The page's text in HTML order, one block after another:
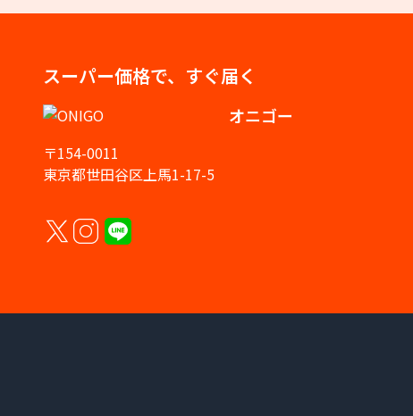
スーパー価格で、すぐ届く
オニゴー
〒154-0011
東京都世田谷区上馬1-17-5